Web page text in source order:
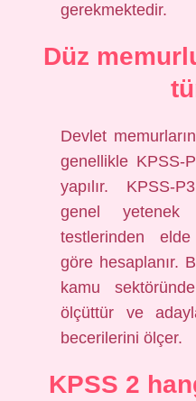
gerekmektedir.
Düz
Devlet
genellikle KPSS-
yapılır. KPSS-
genel
testlerinden
göre hesaplanır.
kamu
ölçüttür ve
becerilerini ölçer.
KPSS 2